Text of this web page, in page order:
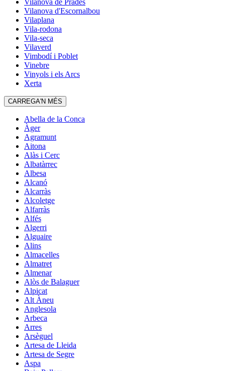
Vilanova d'Escornalbou
Vilaplana
Vila-rodona
Vila-seca
Vilaverd
Vimbodí i Poblet
Vinebre
Vinyols i els Arcs
Xerta
CARREGA'N MÉS
Abella de la Conca
Àger
Agramunt
Aitona
Alàs i Cerc
Albatàrrec
Albesa
Alcanó
Alcarràs
Alcoletge
Alfarràs
Alfés
Algerri
Alguaire
Alins
Almacelles
Almatret
Almenar
Alòs de Balaguer
Alpicat
Alt Àneu
Anglesola
Arbeca
Arres
Arsèguel
Artesa de Lleida
Artesa de Segre
Aspa